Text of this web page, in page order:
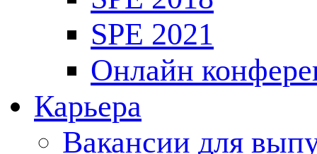
SPE 2021
Онлайн
Карьера
Вакансии для